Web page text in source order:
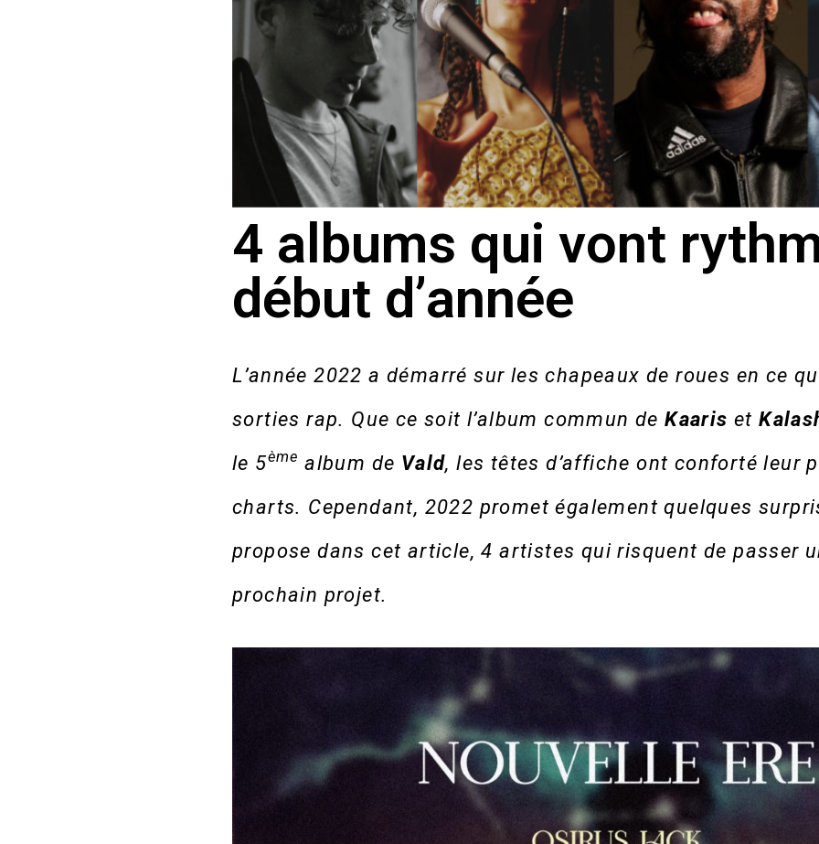
4 albums qui vont
début d’année
L’année 2022 a démarré sur les chapeaux de roues en ce
sorties rap. Que ce soit l’album commun deKaaris et
le 5ème album de Vald, les têtes d’affiche ont conforté leur
charts. Cependant, 2022 promet également quelques
propose dans cet article, 4 artistes qui risquent de passer
prochain projet.